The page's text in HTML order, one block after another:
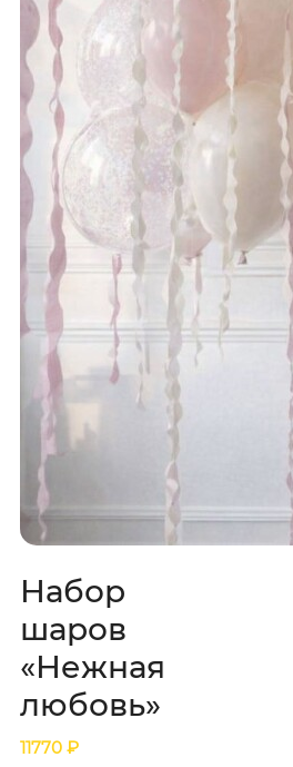
Набор
шаров
«Нежная
любовь»
11770 ₽